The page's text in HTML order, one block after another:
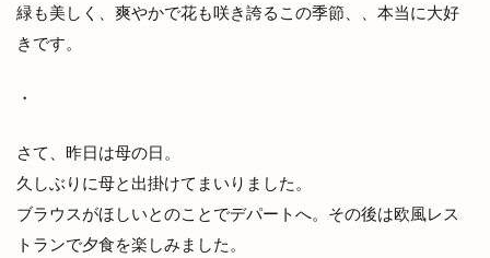
緑も美しく、爽やかで花も咲き誇るこの季節、、本当に大好
きです。
・
さて、昨日は母の日。
久しぶりに母と出掛けてまいりました。
ブラウスがほしいとのことでデパートへ。その後は欧風レス
トランで夕食を楽しみました。